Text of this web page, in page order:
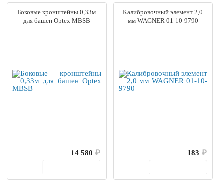
Боковые кронштейны 0,33м
для башен Optex MBSB
14 580 ₽
Калибровочный элемент 2,0
мм WAGNER 01-10-9790
183 ₽